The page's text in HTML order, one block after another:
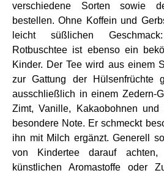
verschiedene Sorten sowie
bestellen. Ohne Koffein und
leicht süßlichen
Rotbuschtee ist ebenso ein
Kinder. Der Tee wird aus einem
zur Gattung der Hülsenfrüchte
ausschließlich in einem Zedern-
Zimt, Vanille, Kakaobohnen
besondere Note. Er schmeckt
ihn mit Milch ergänzt. Generell
von Kindertee darauf
künstlichen Aromastoffe oder